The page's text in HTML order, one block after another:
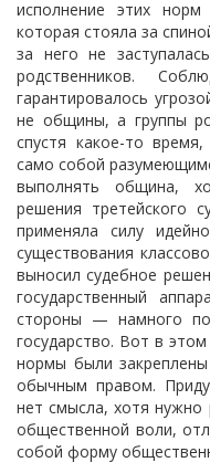
исполнение этих
которая стояла за
за него не
родственников.
гарантировалось
не общины, а группы
спустя какое-то
само собой
выполнять община,
решения третейского
применяла силу
существования
выносил судебное
государственный
стороны — намного
государство. Вот в
нормы были
обычным правом.
нет смысла, хотя нужно
общественной воли,
собой форму